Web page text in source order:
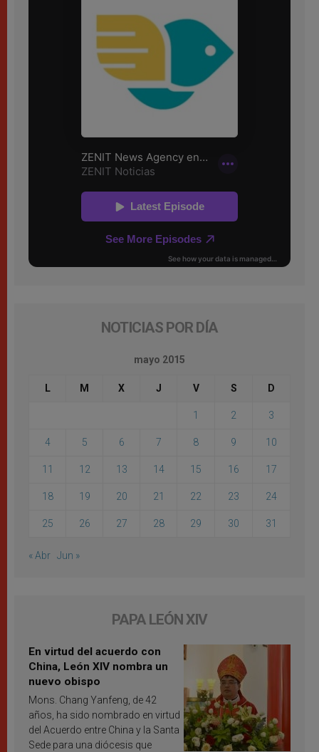
NOTICIAS POR DÍA
mayo 2015
L M X J V S D
1 2 3
4 5 6 7 8 9 10
11 12 13 14 15 16 17
18 19 20 21 22 23 24
25 26 27 28 29 30 31
« Abr Jun »
PAPA LEÓN XIV
En virtud del acuerdo con
China, León XIV nombra un
nuevo obispo
Mons. Chang Yanfeng, de 42
años, ha sido nombrado en virtud
del Acuerdo entre China y la Santa
Sede para una diócesis que